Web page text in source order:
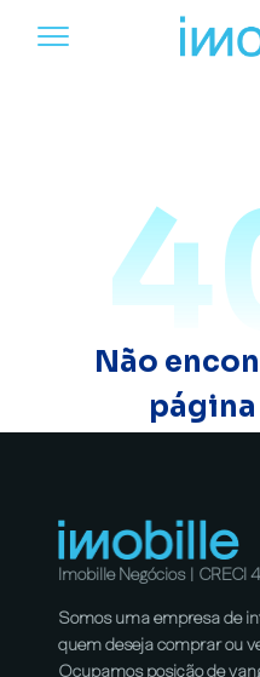
Não
Imobille Negócios |
Somos uma empresa de
quem deseja comprar ou
Ocupamos posição de